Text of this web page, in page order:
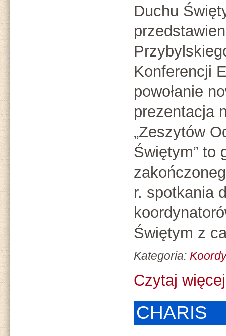
Duchu
Konferencji
powołanie
prezentacja
„Zeszytów
Świętym” to
r. spotkania
Świętym z
Kategoria:
Czytaj
CHARIS